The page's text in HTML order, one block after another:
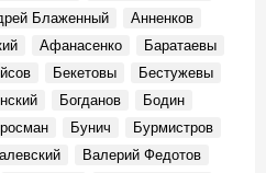
лет — заслуженному тренеру
Блаженный
Анненков
Афанасенко
Баратаевы
Бекетовы
Бестужевы
Богданов
Бодин
Бунич
Бурмистров
Валерий Федотов